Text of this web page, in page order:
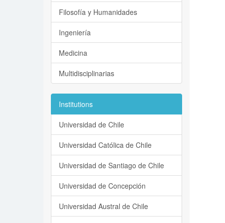
Filosofía y Humanidades
Ingeniería
Medicina
Multidisciplinarias
Institutions
Universidad de Chile
Universidad Católica de Chile
Universidad de Santiago de Chile
Universidad de Concepción
Universidad Austral de Chile